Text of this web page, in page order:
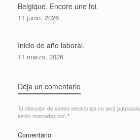
Belgique. Encore une foi.
11 junio, 2026
Inicio de año laboral.
11 marzo, 2026
Deja un comentario
Tu dirección de correo electrónico no será publicada.
están marcados con *
Comentario